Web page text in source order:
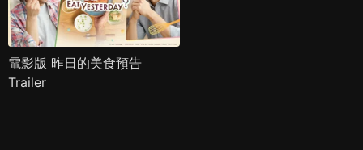
電影版 昨日的美食預告
Trailer